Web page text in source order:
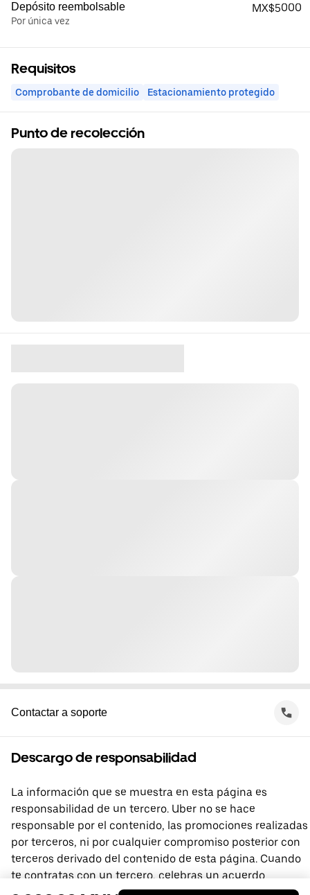
Depósito reembolsable
Por única vez
MX$5000
Requisitos
Comprobante de domicilio Estacionamiento protegido
Punto de recolección
Contactar a soporte
Descargo de responsabilidad
La información que se muestra en esta página es
responsabilidad de un tercero. Uber no se hace
responsable por el contenido, las promociones realizadas
por terceros, ni por cualquier compromiso posterior con
terceros derivado del contenido de esta página. Cuando
te contratas con un tercero, celebras un acuerdo
directamente con él, del que Uber no forma parte. Si